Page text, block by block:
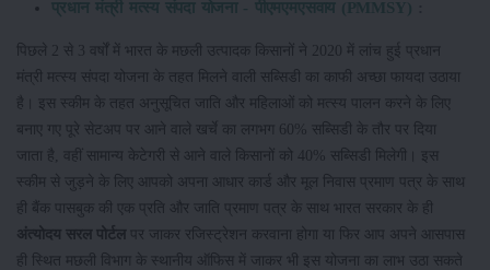
प्रधान मंत्री मत्स्य संपदा योजना - पीएमएमएसवाय (PMMSY)
पिछले 2 से 3 वर्षों में भारत के मछली उत्पादक किसानों ने 2020 में लांच हुई प्रधान
मंत्री मत्स्य संपदा योजना के तहत मिलने वाली सब्सिडी का काफी अच्छा फायदा उठाया
है। इस स्कीम के तहत अनुसूचित जाति और महिलाओं को मत्स्य पालन करने के लिए
बनाए गए पूरे सेटअप पर आने वाले खर्चे का लगभग 60% सब्सिडी के तौर पर दिया
जाता है, वहीं सामान्य केटेगरी से आने वाले किसानों को 40% सब्सिडी मिलेगी। इस
स्कीम से जुड़ने के लिए आपको अपना आधार कार्ड और मूल निवास प्रमाण पत्र के साथ
ही बैंक पासबुक की एक प्रति और जाति प्रमाण पत्र के साथ भारत सरकार के ही
अंत्योदय सरल पोर्टल पर जाकर रजिस्ट्रेशन करवाना होगा या फिर आप अपने आसपास
ही स्थित मछली विभाग के स्थानीय ऑफिस में जाकर भी इस योजना का लाभ उठा सकते